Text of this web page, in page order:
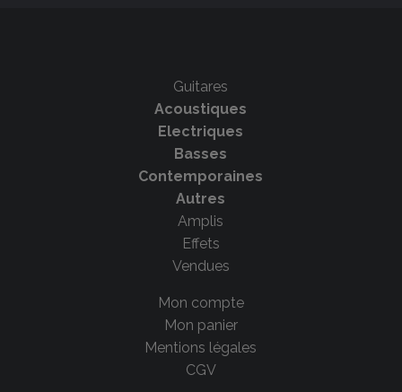
Guitares
Acoustiques
Electriques
Basses
Contemporaines
Autres
Amplis
Effets
Vendues
Mon compte
Mon panier
Mentions légales
CGV